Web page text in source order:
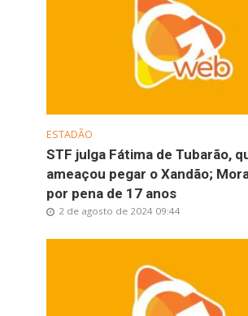
ESTADÃO
STF julga Fátima de Tubarão,
ameaçou pegar o Xandão;
por pena de 17 anos
2 de agosto de 2024 09:44